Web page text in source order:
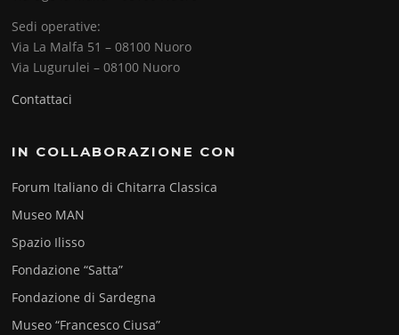
Sedi operative:
Via La Malfa 51 – 08100 Nuoro
Via Lugurulei – 08100 Nuoro
Contattaci
IN COLLABORAZIONE CON
Forum Italiano di Chitarra Classica
Museo MAN
Spazio Ilisso
Fondazione “Satta”
Fondazione di Sardegna
Museo “Francesco Ciusa”